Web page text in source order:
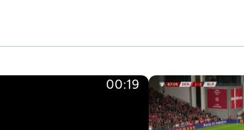
00:19